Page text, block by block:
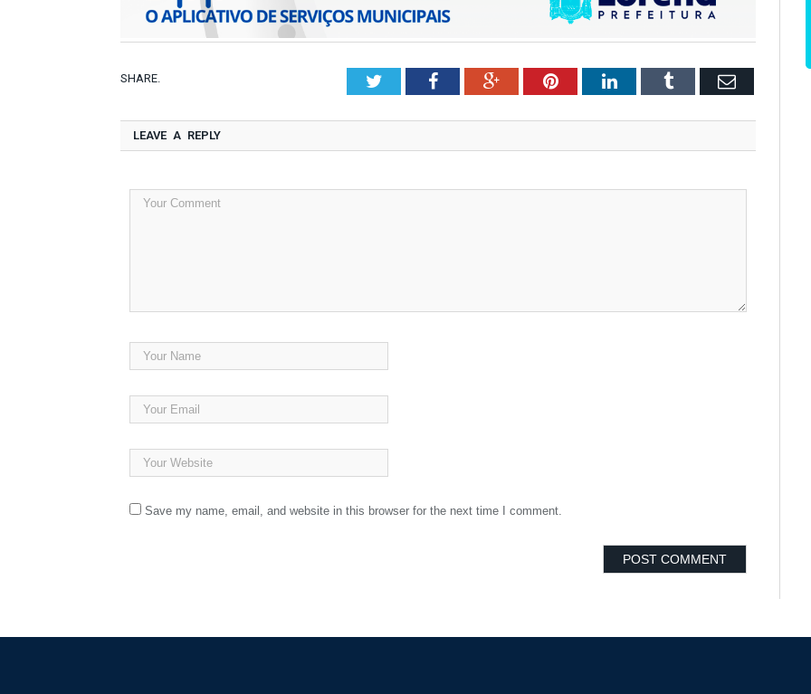
SHARE. TwitterFacebookGoogle+PinterestLinkedInTumblr Email
LEAVE A REPLY
Save my name, email, and website in this browser for the next time I comment.